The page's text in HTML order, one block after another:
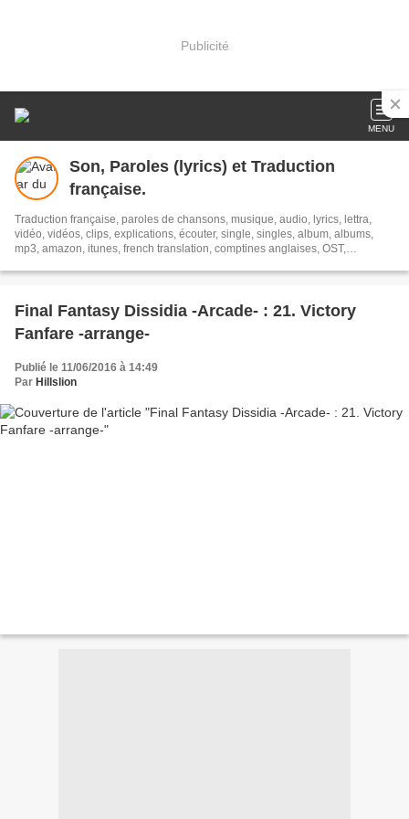
Publicité
MENU
Son, Paroles (lyrics) et Traduction
française.
Traduction française, paroles de chansons, musique, audio, lyrics, lettra,
vidéo, vidéos, clips, explications, écouter, single, singles, album, albums,
mp3, amazon, itunes, french translation, comptines anglaises, OST,
Final Fantasy Dissidia -Arcade- : 21. Victory
Fanfare -arrange-
Publié le 11/06/2016 à 14:49
Par Hillslion